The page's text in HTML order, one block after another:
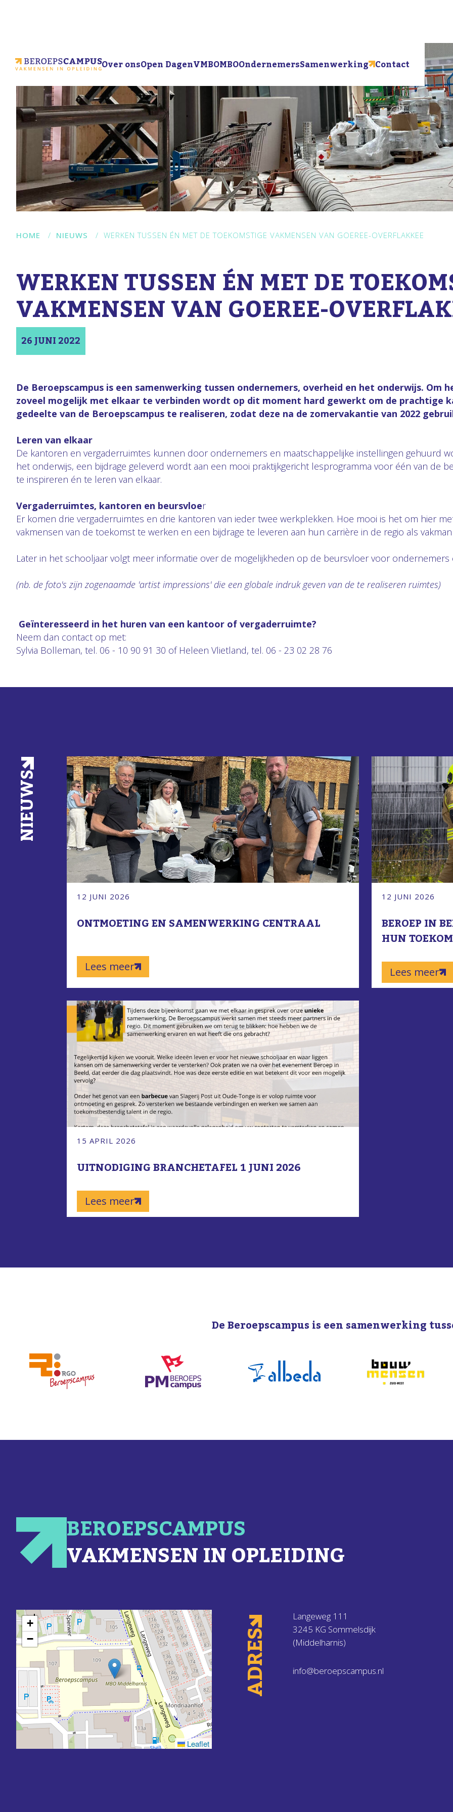
Over onsOpen DagenVMBOMBOOndernemersSamenwerking Contact
HOME / NIEUWS / WERKEN TUSSEN ÉN MET DE TOEKOMSTIGE VAKMENSEN VAN GOEREE-OVERFLAKKEE
WERKEN TUSSEN ÉN MET DE
VAKMENSEN VAN GOEREE-
26 JUNI 2022
De Beroepscampus is een samenwerking tussen ondernemers, overheid en het onderwijs. Om
zoveel mogelijk met elkaar te verbinden wordt op dit moment hard gewerkt om de prachtige
gedeelte van de Beroepscampus te realiseren, zodat deze na de zomervakantie van 2022
Leren van elkaar
De kantoren en vergaderruimtes kunnen door ondernemers en maatschappelijke instellingen gehuurd
het onderwijs, een bijdrage geleverd wordt aan een mooi praktijkgericht lesprogramma voor één van de
te inspireren én te leren van elkaar.
Vergaderruimtes, kantoren en beursvloer
Er komen drie vergaderruimtes en drie kantoren van ieder twee werkplekken. Hoe mooi is het om hier
vakmensen van de toekomst te werken en een bijdrage te leveren aan hun carrière in de regio als
Later in het schooljaar volgt meer informatie over de mogelijkheden op de beursvloer voor
(nb. de foto's zijn zogenaamde 'artist impressions' die een globale indruk geven van de te realiseren ruimtes)
Geïnteresseerd in het huren van een kantoor of vergaderruimte?
Neem dan contact op met:
Sylvia Bolleman, tel. 06 - 10 90 91 30 of Heleen Vlietland, tel. 06 - 23 02 28 76
NIEUWS
12 JUNI 2026
ONTMOETING EN SAMENWERKING CENTRAAL
Lees meer
12 JUNI 2026
BEROEP IN
HUN
Lees meer
15 APRIL 2026
UITNODIGING BRANCHETAFEL 1 JUNI 2026
Lees meer
De Beroepscampus is een samenwerking
BEROEPSCAMPUS
VAKMENSEN IN OPLEIDING
+
−
Leaflet
ADRES
Langeweg 111
3245 KG Sommelsdijk
(Middelharnis)
info@beroepscampus.nl